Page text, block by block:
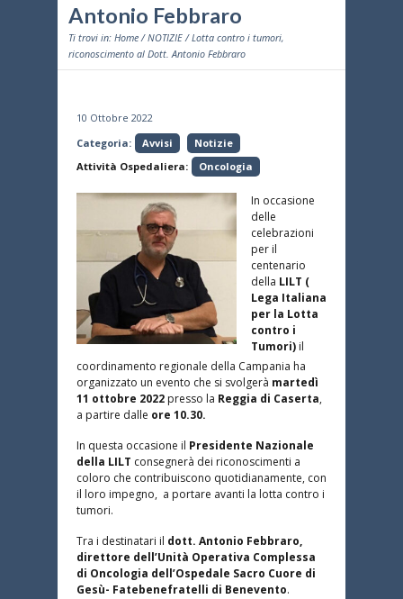
Antonio Febbraro
Ti trovi in: Home /NOTIZIE / Lotta contro i tumori,
riconoscimento al Dott. Antonio Febbraro
10 Ottobre 2022
Categoria:
Avvisi
Notizie
Attività Ospedaliera:
Oncologia
In occasione
delle
celebrazioni
per il
centenario
della LILT (
Lega Italiana
per la Lotta
contro i
Tumori)il
coordinamento regionale della Campania ha
organizzato un evento che si svolgerà martedì
11 ottobre 2022presso la Reggia di Caserta,
a partire dalle ore 10.30.
In questa occasione il Presidente Nazionale
della LILT consegnerà dei riconoscimenti a
coloro che contribuiscono quotidianamente, con
il loro impegno, a portare avanti la lotta contro i
tumori.
Tra i destinatari il dott. Antonio Febbraro,
direttore dell’Unità Operativa Complessa
di Oncologia dell’Ospedale Sacro Cuore di
Gesù- Fatebenefratelli di Benevento.